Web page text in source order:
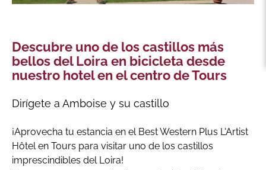
Descubre uno de los castillos más
bellos del Loira en bicicleta desde
nuestro hotel en el centro de Tours
Dirígete a Amboise y su castillo
¡Aprovecha tu estancia en el Best Western Plus L'Artist
Hôtel en Tours para visitar uno de los castillos
imprescindibles del Loira!